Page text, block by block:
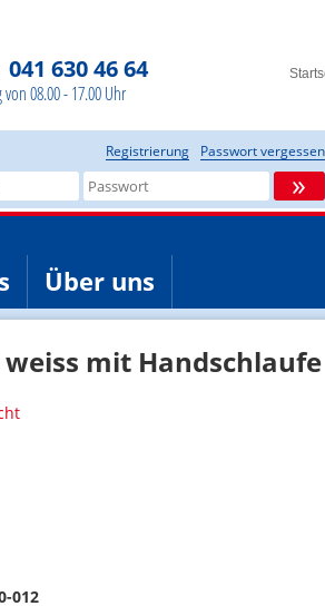
041 630 46 64
08.00 - 17.00 Uhr
Registrierung Passwort vergessen
»
Über uns
mit Handschlaufe
012